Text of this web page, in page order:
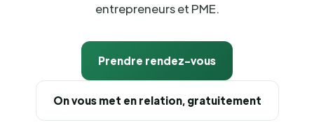
entrepreneurs et PME.
Prendre rendez-vous
On vous met en relation, gratuitement